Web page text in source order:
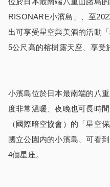
RISONARE小濱島」、至
出可享受星空與美酒的活動
5公尺高的榕樹露天座、享受
小濱島位於日本最南端的八
度非常溫暖、夜晚也可長時
（國際暗空協會）的「星空
國立公園内的小濱島、可看
4個星座。